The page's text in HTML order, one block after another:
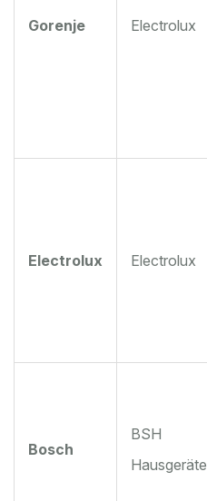
Gorenje Electrolux
Electrolux Electrolux
Bosch
BSH
Hausgeräte